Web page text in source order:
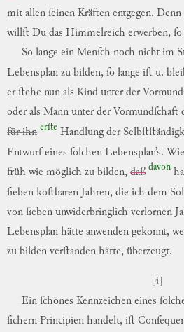
mit allen ſeinen Kräften entgegen. Denn
willſt Du das Himmelreich erwerben, ſo
So lange ein Menſch noch nicht im
Lebensplan zu bilden, ſo lange iſt u.
er ſtehe nun als Kind unter der
oder als Mann unter der Vormundſchaft
für ihn erſte Handlung der
Entwurf eines ſolchen Lebensplan’s. Wie
früh wie möglich zu bilden, daß davon
ſieben koſtbaren Jahren, die ich dem
von ſieben unwiderbringlich verlornen
Lebensplan hätte anwenden gekonnt,
zu bilden verſtanden hätte, überzeugt.
[4]
Ein ſchönes Kennzeichen eines
ſichern Principien handelt, iſt